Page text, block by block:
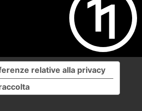
relative alla privacy